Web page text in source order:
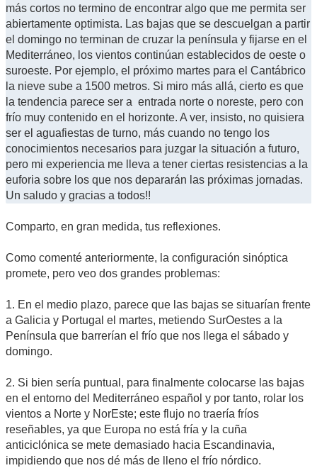
más cortos no termino de encontrar algo que me permita ser
abiertamente optimista. Las bajas que se descuelgan a partir
el domingo no terminan de cruzar la península y fijarse en el
Mediterráneo, los vientos continúan establecidos de oeste o
suroeste. Por ejemplo, el próximo martes para el Cantábrico
la nieve sube a 1500 metros. Si miro más allá, cierto es que
la tendencia parece ser a entrada norte o noreste, pero con
frío muy contenido en el horizonte. A ver, insisto, no quisiera
ser el aguafiestas de turno, más cuando no tengo los
conocimientos necesarios para juzgar la situación a futuro,
pero mi experiencia me lleva a tener ciertas resistencias a la
euforia sobre los que nos depararán las próximas jornadas.
Un saludo y gracias a todos!!
Comparto, en gran medida, tus reflexiones.
Como comenté anteriormente, la configuración sinóptica
promete, pero veo dos grandes problemas:
1. En el medio plazo, parece que las bajas se situarían frente
a Galicia y Portugal el martes, metiendo SurOestes a la
Península que barrerían el frío que nos llega el sábado y
domingo.
2. Si bien sería puntual, para finalmente colocarse las bajas
en el entorno del Mediterráneo español y por tanto, rolar los
vientos a Norte y NorEste; este flujo no traería fríos
reseñables, ya que Europa no está fría y la cuña
anticiclónica se mete demasiado hacia Escandinavia,
impidiendo que nos dé más de lleno el frío nórdico.